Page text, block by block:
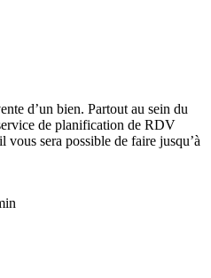
d’un bien. Partout au sein du
de planification de RDV
sera possible de faire jusqu’à